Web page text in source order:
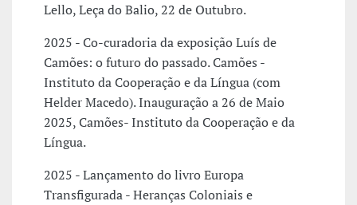
Lello, Leça do Balio, 22 de Outubro.
2025 - Co-curadoria da exposição Luís de
Camões: o futuro do passado. Camões -
Instituto da Cooperação e da Língua (com
Helder Macedo). Inauguração a 26 de Maio
2025, Camões- Instituto da Cooperação e da
Língua.
2025 - Lançamento do livro Europa
Transfigurada - Heranças Coloniais e